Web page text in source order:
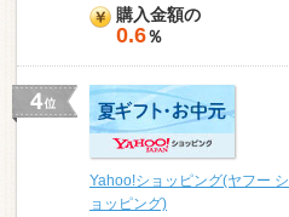
購入金額の
0.6％
Yahoo!ショッピング(ヤフー シ
ョッピング)